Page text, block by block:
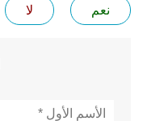
نعم لا
الأسم*